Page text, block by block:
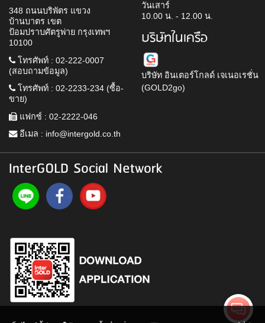
348 ถนนบริพัตร แขวง
บ้านบาตร เขต
ป้อมปราบศัตรูพ่าย กรุงเทพฯ
10100
โทรศัพท์ : 02-222-0007
(สอบถามข้อมูล)
โทรศัพท์ : 02-2233-234 (ซื้อ-
ขาย)
แฟกซ์ : 02-2222-046
อีเมล : info@intergold.co.th
วันเสาร์
10.00 น. - 12.00 น.
บริษัทในเครือ
บริษัท อินเตอร์โกลด์ เจเนอเรชั่น
(GOLD2go)
InterGOLD Social Network